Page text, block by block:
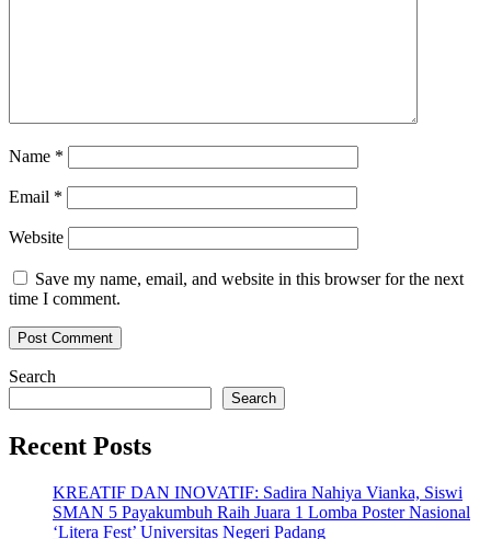
Name *
Email *
Website
Save my name, email, and website in this browser for the next
time I comment.
Search
Search
Recent Posts
KREATIF DAN INOVATIF: Sadira Nahiya Vianka, Siswi
SMAN 5 Payakumbuh Raih Juara 1 Lomba Poster Nasional
‘Litera Fest’ Universitas Negeri Padang